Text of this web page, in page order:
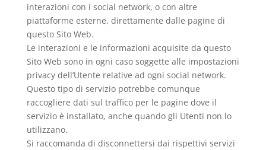
interazioni con i social network, o con altre
piattaforme esterne, direttamente dalle pagine di
questo Sito Web.
Le interazioni e le informazioni acquisite da questo
Sito Web sono in ogni caso soggette alle impostazioni
privacy dell’Utente relative ad ogni social network.
Questo tipo di servizio potrebbe comunque
raccogliere dati sul traffico per le pagine dove il
servizio è installato, anche quando gli Utenti non lo
utilizzano.
Si raccomanda di disconnettersi dai rispettivi servizi